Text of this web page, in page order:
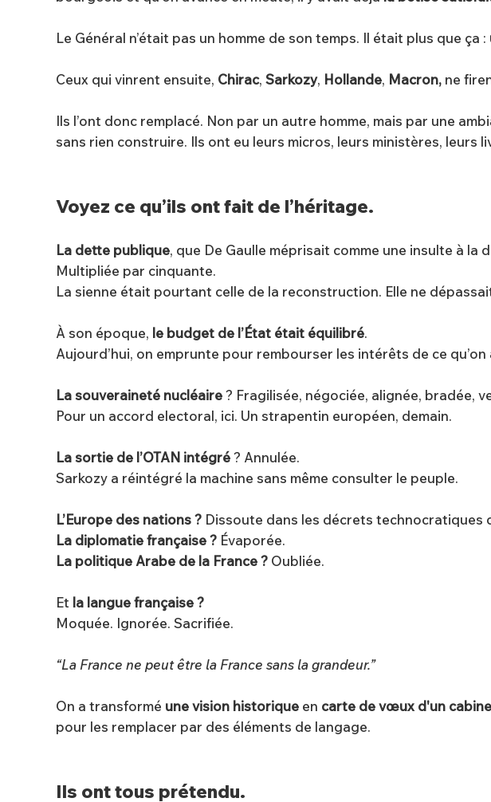
Le Général n’était pas un homme de son temps. Il était plus que ça :
Ceux qui vinrent ensuite, Chirac, Sarkozy, Hollande, Macron,ne
Ils l’ont donc remplacé. Non par un autre homme, mais par une
sans rien construire. Ils ont eu leurs micros, leurs ministères, leurs
Voyez ce qu’ils ont fait de l’héritage.
La dette publique, que De Gaulle méprisait comme une insulte à la
Multipliée par cinquante.
La sienne était pourtant celle de la reconstruction. Elle ne
À son époque, le budget de l’État était équilibré.
Aujourd’hui, on emprunte pour rembourser les intérêts de ce
La souveraineté nucléaire? Fragilisée, négociée, alignée, bradée,
Pour un accord electoral, ici. Un strapentin européen, demain.
La sortie de l’OTAN intégré? Annulée.
Sarkozy a réintégré la machine sans même consulter le peuple.
L’Europe des nations ?Dissoute dans les décrets technocratiques
La diplomatie française ?Évaporée.
La politique Arabe de la France ?Oubliée.
Et la langue française ?
Moquée. Ignorée. Sacrifiée.
“La France ne peut être la France sans la grandeur.”
On a transformé une vision historiqueen carte de vœux d'un
pour les remplacer par des éléments de langage.
Ils ont tous prétendu.